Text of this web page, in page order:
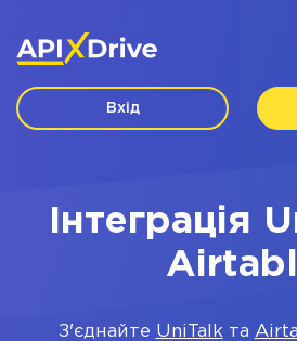
Вхід
Інтеграція
З'єднайте UniTalkта